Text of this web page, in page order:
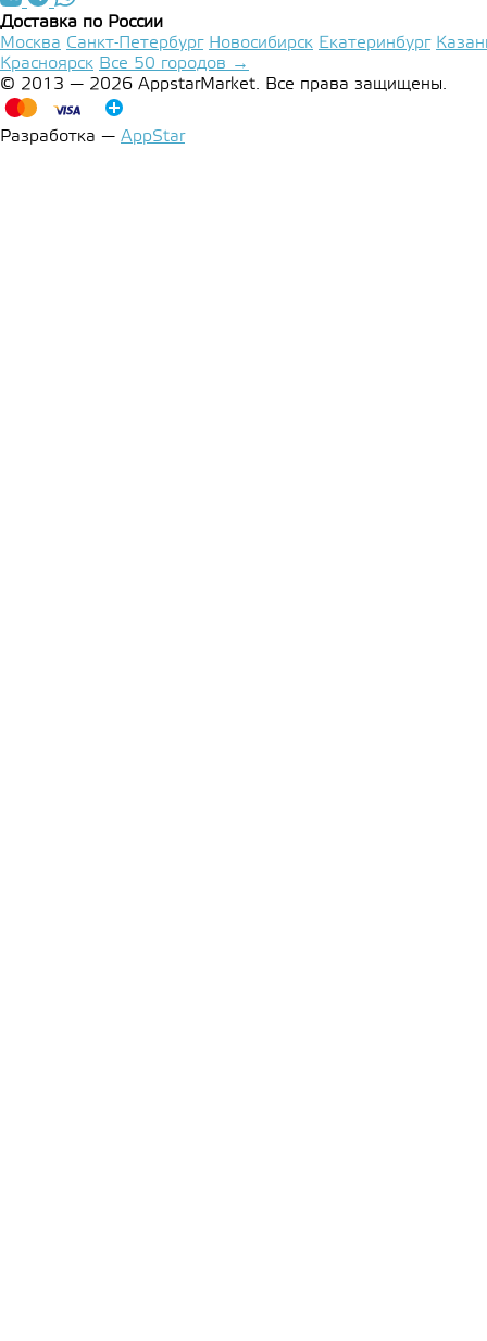
Доставка по России
Москва Санкт-Петербург Новосибирск Екатеринбург
Красноярск Все 50 городов →
© 2013 — 2026 AppstarMarket. Все права защищены.
Разработка — AppStar